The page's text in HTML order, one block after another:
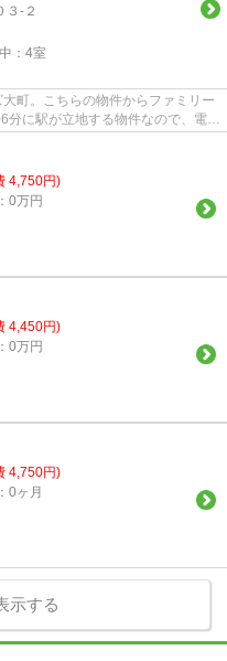
３-２
： 4室
町。こちらの物件からファミリー
分に駅が立地する物件なので、電車
4,750円)
0万円
4,450円)
0万円
4,750円)
0ヶ月
示する